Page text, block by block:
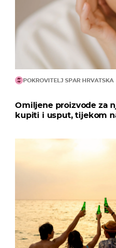
POKROVITELJ SPAR HRVATSKA
Omiljene proizvode za
kupiti i usput, tijekom